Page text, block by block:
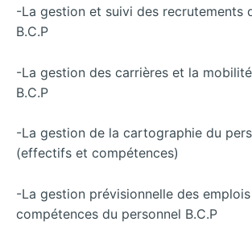
-La gestion et suivi des recrutements
B.C.P
-La gestion des carrières et la
B.C.P
-La gestion de la cartographie du
(effectifs et compétences)
-La gestion prévisionnelle des
compétences du personnel B.C.P